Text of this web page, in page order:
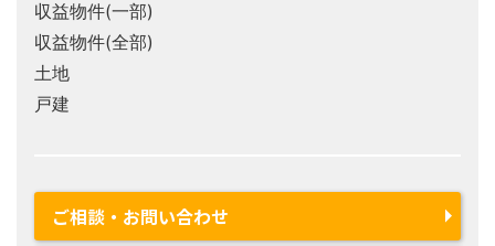
収益物件(一部)
収益物件(全部)
土地
戸建
ご相談・お問い合わせ